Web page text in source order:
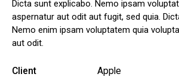
Dicta sunt explicabo. Nemo ipsam
aspernatur aut odit aut fugit, sed quia.
Nemo enim ipsam voluptatem quia
aut odit.
Client
Apple